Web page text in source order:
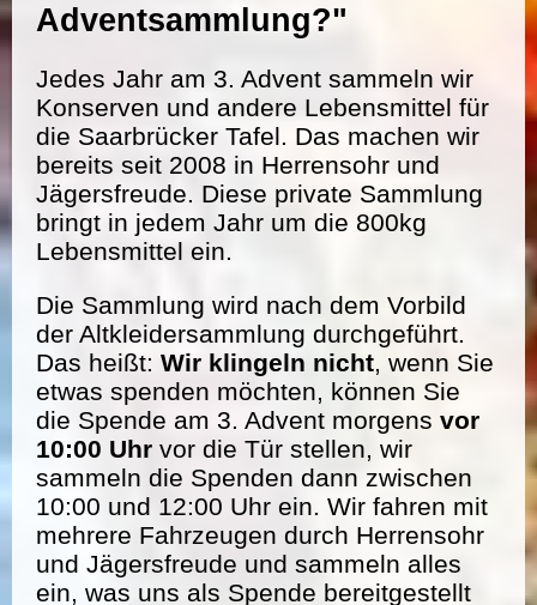
Adventsammlung?"
Jedes Jahr am 3. Advent sammeln wir
Konserven und andere Lebensmittel für
die Saarbrücker Tafel. Das machen wir
bereits seit 2008 in Herrensohr und
Jägersfreude. Diese private Sammlung
bringt in jedem Jahr um die 800kg
Lebensmittel ein.
Die Sammlung wird nach dem Vorbild
der Altkleidersammlung durchgeführt.
Das heißt: Wir klingeln nicht, wenn Sie
etwas spenden möchten, können Sie
die Spende am 3. Advent morgens vor
10:00 Uhr vor die Tür stellen, wir
sammeln die Spenden dann zwischen
10:00 und 12:00 Uhr ein. Wir fahren mit
mehrere Fahrzeugen durch Herrensohr
und Jägersfreude und sammeln alles
ein, was uns als Spende bereitgestellt